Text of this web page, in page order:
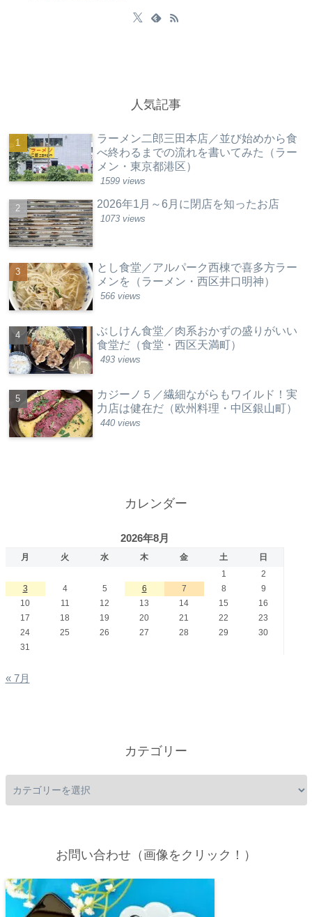
人気記事
ラーメン二郎三田本店／並び始めから食
べ終わるまでの流れを書いてみた（ラー
メン・東京都港区）
1599 views
2026年1月～6月に閉店を知ったお店
1073 views
とし食堂／アルパーク西棟で喜多方ラー
メンを（ラーメン・西区井口明神）
566 views
ぶしけん食堂／肉系おかずの盛りがいい
食堂だ（食堂・西区天満町）
493 views
カジーノ５／繊細ながらもワイルド！実
力店は健在だ（欧州料理・中区銀山町）
440 views
カレンダー
2026年8月
月 火 水 木 金 土
日
1
2
3
4 5 6 7 8
9
10
11 12 13 14 15
16
17
18 19 20 21 22
23
24
25 26 27 28 29
30
31
« 7月
カテゴリー
お問い合わせ（画像をクリック！）